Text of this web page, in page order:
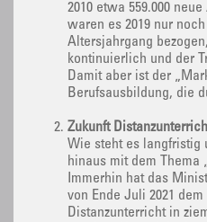
2010 etwa 559.000
waren es 2019 nur
Altersjahrgang
kontinuierlich und der
Damit aber ist der
Berufsausbildung, die
Zukunft
Wie steht es langfristig
hinaus mit dem Thema
Immerhin hat das
von Ende Juli 2021
Distanzunterricht in